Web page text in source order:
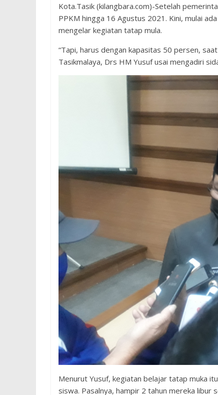
Kota.Tasik (kilangbara.com)-Setelah
PPKM hingga 16 Agustus 2021. Kini, mulai
mengelar kegiatan tatap mula.
“Tapi, harus dengan kapasitas 50 persen,
Tasikmalaya, Drs HM Yusuf usai mengadiri
Menurut Yusuf, kegiatan belajar tatap muka
siswa. Pasalnya, hampir 2 tahun mereka libur